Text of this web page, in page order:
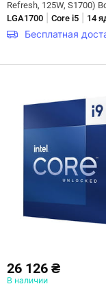
Refresh, 125W, S1700)
(BX8071514600KF)
LGA1700 Core i5 14
Бесплатная
26 126 ₴
В наличии